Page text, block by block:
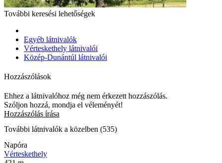
További keresési lehetőségek
Egyéb látnivalók
Vérteskethely látnivalói
Közép-Dunántúl látnivalói
Hozzászólások
Ehhez a látnivalóhoz még nem érkezett hozzászólás.
Szóljon hozzá, mondja el véleményét!
Hozzászólás írása
További látnivalók a közelben (535)
Napóra
Vérteskethely